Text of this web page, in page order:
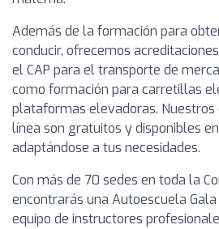
Además de la formación para
conducir, ofrecemos
el CAP para el transporte de
como formación para carretillas
plataformas elevadoras. Nuestros
línea son gratuitos y disponibles
adaptándose a tus necesidades.
Con más de 70 sedes en toda la
encontrarás una Autoescuela
equipo de instructores